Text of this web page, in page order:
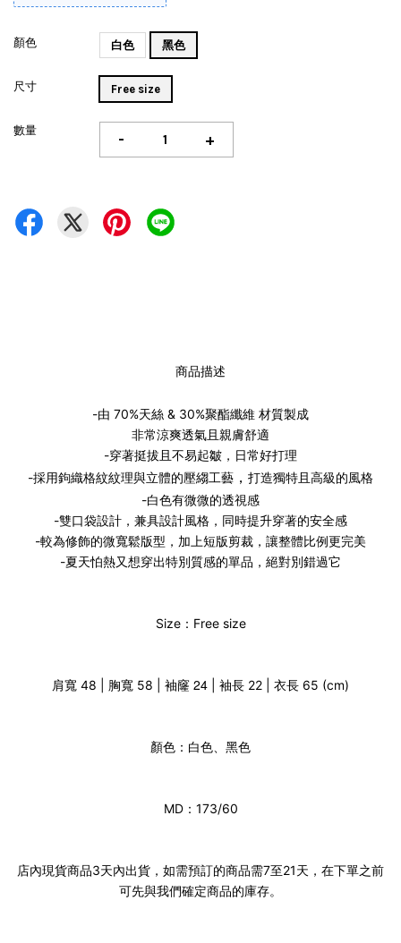
顏色 白色 黑色
尺寸 Free size
數量 - +
商品描述
-由 70%天絲 & 30%聚酯纖維 材質製成
非常涼爽透氣且親膚舒適
-穿著挺拔且不易起皺，日常好打理
-採用鉤織格紋紋理與立體的壓縐工藝 ， 打造獨特且高級的風格
-白色有微微的透視感
-雙口袋設計，兼具設計風格，同時提升穿著的安全感
-較為修飾的微寬鬆版型，加上短版剪裁，讓整體比例更完美
-夏天怕熱又想穿出特別質感的單品，絕對別錯過它
Size：Free size
肩寬 48 | 胸寬 58 | 袖窿 24 | 袖長 22 | 衣長 65 (cm)
顏色：白色、黑色
MD：173/60
店內現貨商品3天內出貨，如需預訂的商品需7至21天，在下單之前
可先與我們確定商品的庫存。